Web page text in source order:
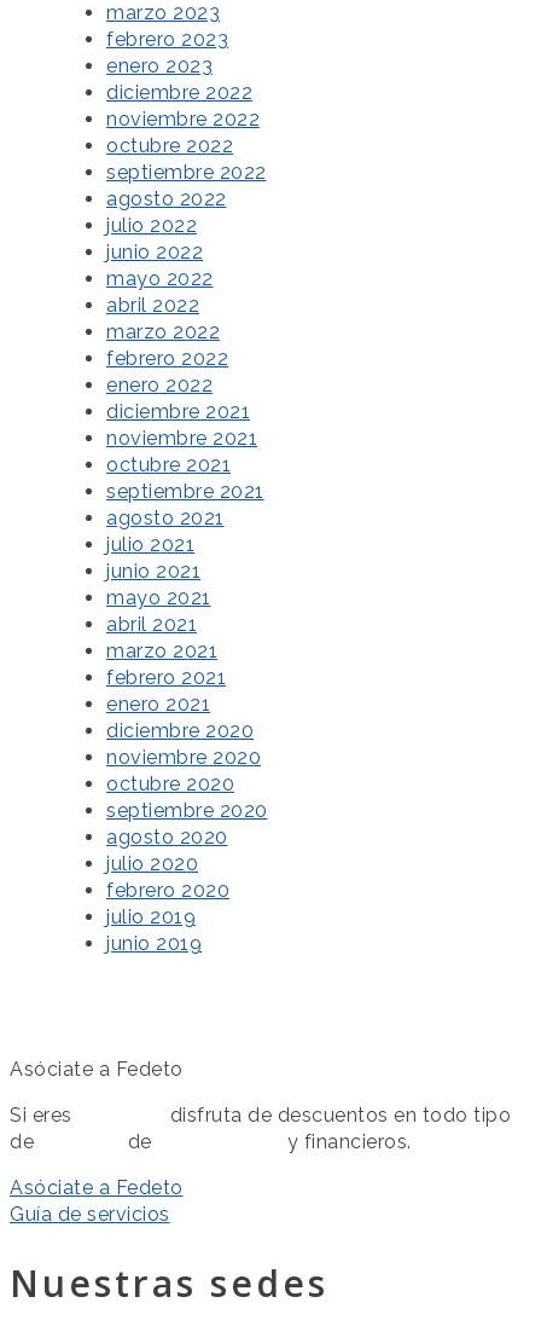
marzo 2023
febrero 2023
enero 2023
diciembre 2022
noviembre 2022
octubre 2022
septiembre 2022
agosto 2022
julio 2022
junio 2022
mayo 2022
abril 2022
marzo 2022
febrero 2022
enero 2022
diciembre 2021
noviembre 2021
octubre 2021
septiembre 2021
agosto 2021
julio 2021
junio 2021
mayo 2021
abril 2021
marzo 2021
febrero 2021
enero 2021
diciembre 2020
noviembre 2020
octubre 2020
septiembre 2020
agosto 2020
julio 2020
febrero 2020
julio 2019
junio 2019
Asóciate a Fedeto
Si eres
disfruta de descuentos en todo tipo
de
de
y financieros.
Asóciate a Fedeto
Guía de servicios
Nuestras sedes